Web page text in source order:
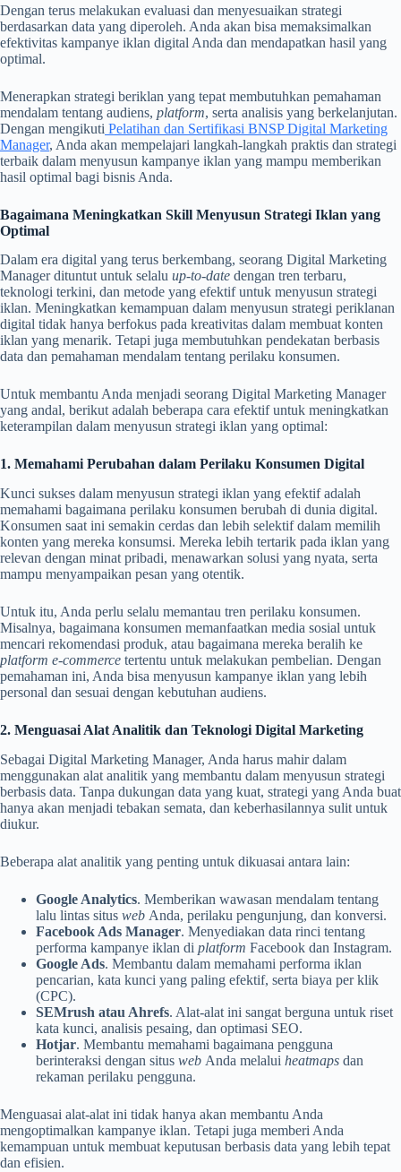
Dengan terus melakukan evaluasi dan menyesuaikan strategi
berdasarkan data yang diperoleh. Anda akan bisa memaksimalkan
efektivitas kampanye iklan digital Anda dan mendapatkan hasil yang
optimal.
Menerapkan strategi beriklan yang tepat membutuhkan pemahaman
mendalam tentang audiens, platform, serta analisis yang berkelanjutan.
Dengan mengikuti Pelatihan dan Sertifikasi BNSP Digital Marketing
Manager, Anda akan mempelajari langkah-langkah praktis dan strategi
terbaik dalam menyusun kampanye iklan yang mampu memberikan
hasil optimal bagi bisnis Anda.
Bagaimana Meningkatkan Skill Menyusun Strategi Iklan yang
Optimal
Dalam era digital yang terus berkembang, seorang Digital Marketing
Manager dituntut untuk selalu up-to-date dengan tren terbaru,
teknologi terkini, dan metode yang efektif untuk menyusun strategi
iklan. Meningkatkan kemampuan dalam menyusun strategi periklanan
digital tidak hanya berfokus pada kreativitas dalam membuat konten
iklan yang menarik. Tetapi juga membutuhkan pendekatan berbasis
data dan pemahaman mendalam tentang perilaku konsumen.
Untuk membantu Anda menjadi seorang Digital Marketing Manager
yang andal, berikut adalah beberapa cara efektif untuk meningkatkan
keterampilan dalam menyusun strategi iklan yang optimal:
1. Memahami Perubahan dalam Perilaku Konsumen Digital
Kunci sukses dalam menyusun strategi iklan yang efektif adalah
memahami bagaimana perilaku konsumen berubah di dunia digital.
Konsumen saat ini semakin cerdas dan lebih selektif dalam memilih
konten yang mereka konsumsi. Mereka lebih tertarik pada iklan yang
relevan dengan minat pribadi, menawarkan solusi yang nyata, serta
mampu menyampaikan pesan yang otentik.
Untuk itu, Anda perlu selalu memantau tren perilaku konsumen.
Misalnya, bagaimana konsumen memanfaatkan media sosial untuk
mencari rekomendasi produk, atau bagaimana mereka beralih ke
platform e-commerce tertentu untuk melakukan pembelian. Dengan
pemahaman ini, Anda bisa menyusun kampanye iklan yang lebih
personal dan sesuai dengan kebutuhan audiens.
2. Menguasai Alat Analitik dan Teknologi Digital Marketing
Sebagai Digital Marketing Manager, Anda harus mahir dalam
menggunakan alat analitik yang membantu dalam menyusun strategi
berbasis data. Tanpa dukungan data yang kuat, strategi yang Anda buat
hanya akan menjadi tebakan semata, dan keberhasilannya sulit untuk
diukur.
Beberapa alat analitik yang penting untuk dikuasai antara lain:
Google Analytics. Memberikan wawasan mendalam tentang
lalu lintas situs web Anda, perilaku pengunjung, dan konversi.
Facebook Ads Manager. Menyediakan data rinci tentang
performa kampanye iklan di platform Facebook dan Instagram.
Google Ads. Membantu dalam memahami performa iklan
pencarian, kata kunci yang paling efektif, serta biaya per klik
(CPC).
SEMrush atau Ahrefs. Alat-alat ini sangat berguna untuk riset
kata kunci, analisis pesaing, dan optimasi SEO.
Hotjar. Membantu memahami bagaimana pengguna
berinteraksi dengan situs web Anda melalui heatmaps dan
rekaman perilaku pengguna.
Menguasai alat-alat ini tidak hanya akan membantu Anda
mengoptimalkan kampanye iklan. Tetapi juga memberi Anda
kemampuan untuk membuat keputusan berbasis data yang lebih tepat
dan efisien.